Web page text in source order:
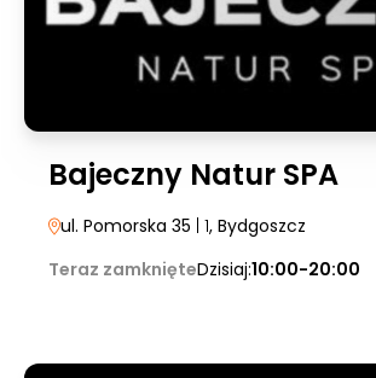
Bajeczny Natur SPA
ul. Pomorska 35 | 1, Bydgoszcz
Teraz zamknięteDzisiaj:10:00-20:00